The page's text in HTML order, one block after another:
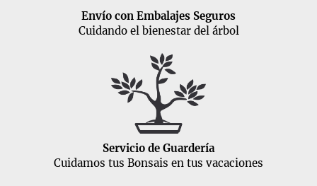
Envío con Embalajes Seguros
Cuidando el bienestar del árbol
Servicio de Guardería
Cuidamos tus Bonsais en tus vacaciones